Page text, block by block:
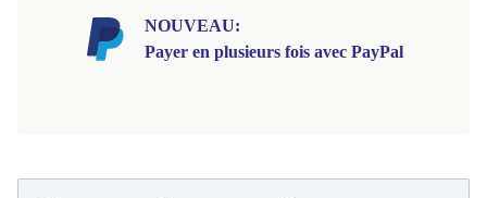
NOUVEAU:
Payer en plusieurs fois avec PayPal